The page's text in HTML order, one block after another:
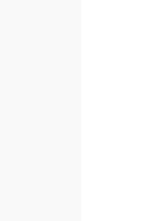
홈페이지